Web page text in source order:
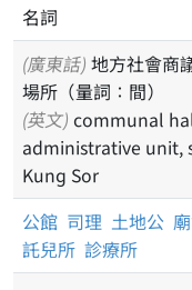
名詞
(廣東話) 地方社會商
場所（量詞：間）
(英文) communal
administrative unit,
Kung Sor
公館 司理 土地公
託兒所 診療所